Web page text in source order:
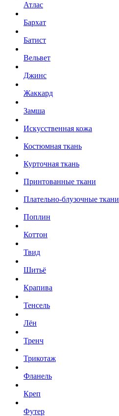
Атлас
Бархат
Батист
Вельвет
Джинс
Жаккард
Замша
Искусственная кожа
Костюмная ткань
Курточная ткань
Принтованные ткани
Плательно-блузочные ткани
Поплин
Коттон
Твид
Шитьё
Крапива
Тенсель
Лён
Тренч
Трикотаж
Фланель
Креп
Футер